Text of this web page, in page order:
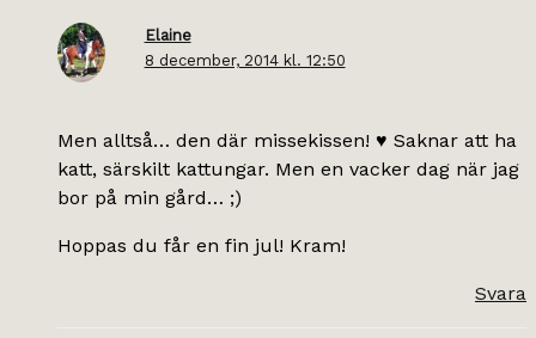
Elaine
8 december, 2014 kl. 12:50
Men alltså… den där missekissen! ♥ Saknar att ha
katt, särskilt kattungar. Men en vacker dag när jag
bor på min gård… ;)
Hoppas du får en fin jul! Kram!
Svara